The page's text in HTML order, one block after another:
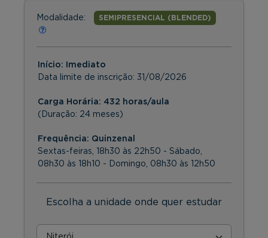
Modalidade: SEMIPRESENCIAL (BLENDED)
Início: Imediato
Data limite de inscrição: 31/08/2026
Carga Horária: 432 horas/aula
(Duração: 24 meses)
Frequência: Quinzenal
Sextas-feiras, 18h30 às 22h50 - Sábado,
08h30 às 18h10 - Domingo, 08h30 às 12h50
Escolha a unidade onde quer estudar